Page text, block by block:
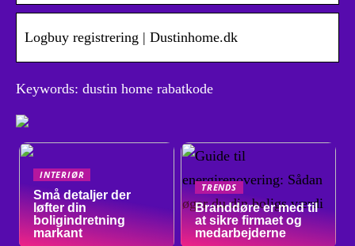
Logbuy registrering | Dustinhome.dk
Keywords: dustin home rabatkode
INTERIØR
Små detaljer der
løfter din
boligindretning
markant
TRENDS
Branddøre er med til
at sikre firmaet og
medarbejderne